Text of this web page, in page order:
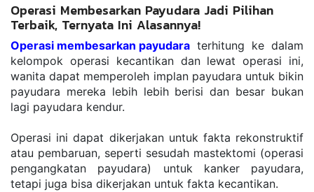
Operasi Membesarkan Payudara Jadi Pilihan
Terbaik, Ternyata Ini Alasannya!
Operasi membesarkan payudara terhitung ke dalam
kelompok operasi kecantikan dan lewat operasi ini,
wanita dapat memperoleh implan payudara untuk bikin
payudara mereka lebih lebih berisi dan besar bukan
lagi payudara kendur.
Operasi ini dapat dikerjakan untuk fakta rekonstruktif
atau pembaruan, seperti sesudah mastektomi (operasi
pengangkatan payudara) untuk kanker payudara,
tetapi juga bisa dikerjakan untuk fakta kecantikan.